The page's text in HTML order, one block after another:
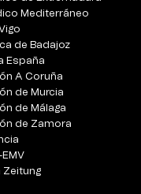
Mediterráneo
de Badajoz
España
A Coruña
de Murcia
de Málaga
de Zamora
Zeitung